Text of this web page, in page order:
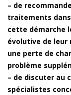
– de
traitements dans
cette démarche
évolutive de leur
une perte de
problème
– de discuter au
spécialistes